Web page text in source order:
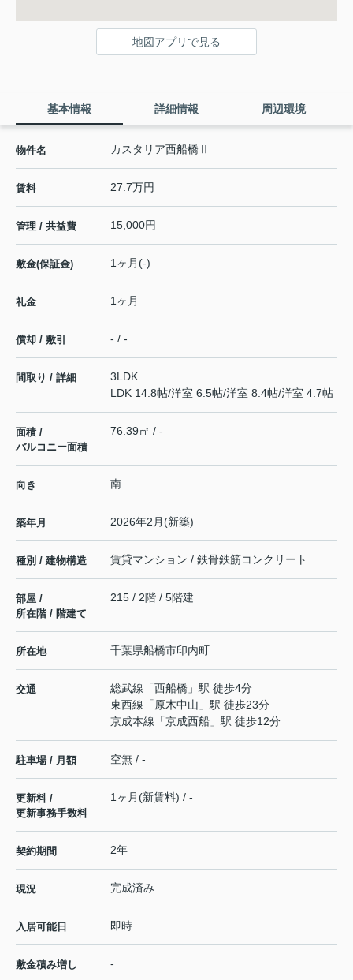
地図アプリで見る
基本情報 詳細情報 周辺環境
物件名 カスタリア西船橋Ⅱ
賃料 27.7万円
管理 / 共益費 15,000円
敷金(保証金) 1ヶ月(-)
礼金 1ヶ月
償却 / 敷引 - / -
間取り / 詳細
3LDK
LDK 14.8帖/洋室 6.5帖/洋室 8.4帖/洋室 4.7帖
面積 /
バルコニー面積
76.39㎡ / -
向き 南
築年月 2026年2月(新築)
種別 / 建物構造 賃貸マンション / 鉄骨鉄筋コンクリート
部屋 /
所在階 / 階建て
215 / 2階 / 5階建
所在地 千葉県船橋市印内町
交通 総武線 「西船橋 」駅 徒歩4分
東西線 「 原木中山 」駅 徒歩23分
京成本線 「京成西船 」駅 徒歩12分
駐車場 / 月額 空無 / -
更新料 /
更新事務手数料
1ヶ月(新賃料) / -
契約期間 2年
現況 完成済み
入居可能日 即時
敷金積み増し -